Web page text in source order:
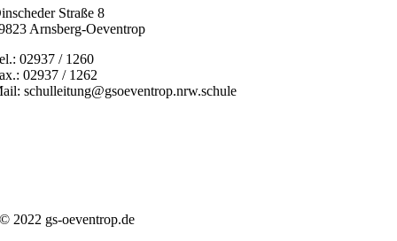
Straße 8
Arnsberg-Oeventrop
02937 / 1260
02937 / 1262
schulleitung@gsoeventrop.nrw.schule
© 2022 gs-oeventrop.de